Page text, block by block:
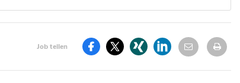
Job teilen
FacebookTwitterXing LinkdIn
teilen
Per
E-